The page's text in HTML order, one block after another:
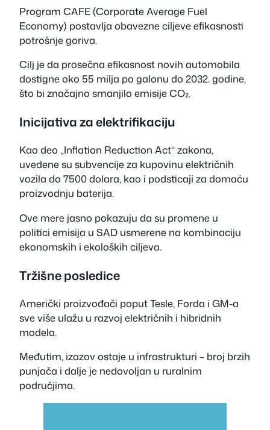
Program CAFE (Corporate Average Fuel
Economy) postavlja obavezne ciljeve efikasnosti
potrošnje goriva.
Cilj je da prosečna efikasnost novih automobila
dostigne oko 55 milja po galonu do 2032. godine,
što bi značajno smanjilo emisije CO₂.
Inicijativa za elektrifikaciju
Kao deo „Inflation Reduction Act“ zakona,
uvedene su subvencije za kupovinu električnih
vozila do 7500 dolara, kao i podsticaji za domaću
proizvodnju baterija.
Ove mere jasno pokazuju da su promene u
politici emisija u SAD usmerene na kombinaciju
ekonomskih i ekoloških ciljeva.
Tržišne posledice
Američki proizvođači poput Tesle, Forda i GM-a
sve više ulažu u razvoj električnih i hibridnih
modela.
Međutim, izazov ostaje u infrastrukturi – broj brzih
punjača i dalje je nedovoljan u ruralnim
područjima.